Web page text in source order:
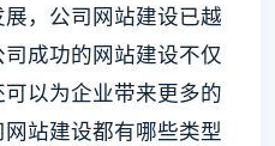
，公司网站建设已越
成功的网站建设不仅
以为企业带来更多的
站建设都有哪些类型